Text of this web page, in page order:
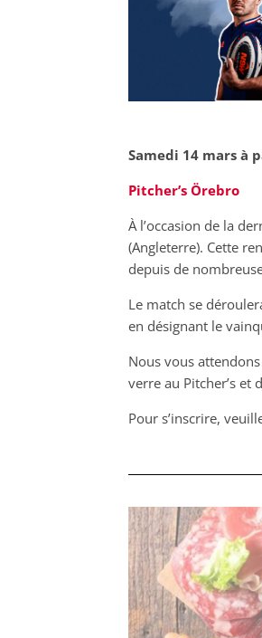
Samedi 14 mars à
Pitcher’s Örebro
À l’occasion de la
(Angleterre). Cette
depuis de
Le match se
en désignant le
Nous vous
verre au Pitcher’s et
Pour s’inscrire,